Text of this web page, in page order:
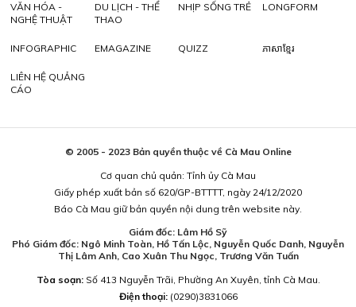
VĂN HÓA -
NGHỆ THUẬT
DU LỊCH - THỂ
THAO
NHỊP SỐNG TRẺ LONGFORM
INFOGRAPHIC EMAGAZINE QUIZZ ភាសាខ្មែរ
LIÊN HỆ QUẢNG
CÁO
© 2005 - 2023 Bản quyền thuộc về Cà Mau Online
Cơ quan chủ quản: Tỉnh ủy Cà Mau
Giấy phép xuất bản số 620/GP-BTTTT, ngày 24/12/2020
Báo Cà Mau giữ bản quyền nội dung trên website này.
Giám đốc: Lâm Hồ Sỹ
Phó Giám đốc: Ngô Minh Toàn, Hồ Tấn Lộc, Nguyễn Quốc Danh, Nguyễn
Thị Lâm Anh, Cao Xuân Thu Ngọc, Trương Văn Tuấn
Tòa soạn:Số 413 Nguyễn Trãi, Phường An Xuyên, tỉnh Cà Mau.
Điện thoại: (0290)3831066